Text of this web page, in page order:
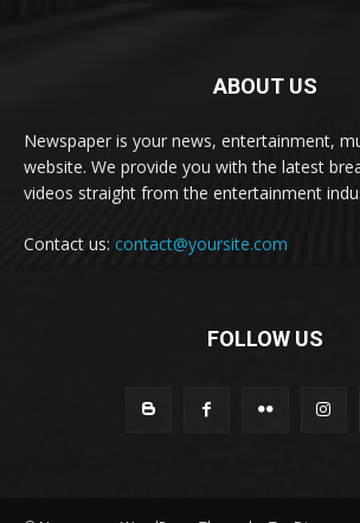
ABOUT US
Newspaper is your news, entertainment,
website. We provide you with the latest
videos straight from the entertainment
Contact us: contact@yoursite.com
FOLLOW US